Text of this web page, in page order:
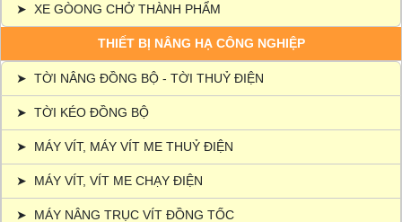
➤ XE GÒONG CHỞ THÀNH PHẨM
THIẾT BỊ NÂNG HẠ CÔNG NGHIỆP
➤ TỜI NÂNG ĐỒNG BỘ - TỜI THUỶ ĐIỆN
➤ TỜI KÉO ĐỒNG BỘ
➤ MÁY VÍT, MÁY VÍT ME THUỶ ĐIỆN
➤ MÁY VÍT, VÍT ME CHẠY ĐIỆN
➤ MÁY NÂNG TRỤC VÍT ĐỒNG TỐC